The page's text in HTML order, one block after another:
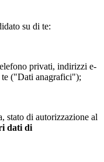
su di te:
privati, indirizzi e-
("Dati anagrafici");
stato di autorizzazione al
dati di